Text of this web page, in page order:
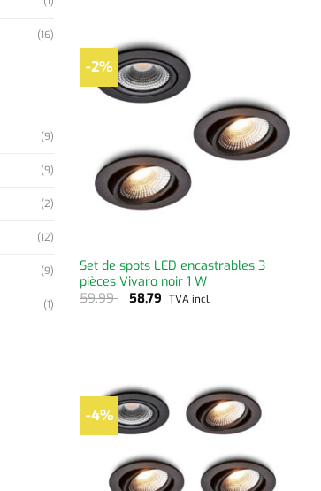
(16)
(9)
(9)
(2)
(12)
(9)
(1)
-2%
Set de spots LED encastrables 3
pièces Vivaro noir 1 W
59,99
58,79 TVA incl.
-4%